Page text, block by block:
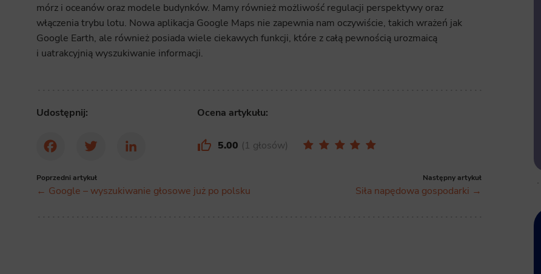
mórz i oceanów oraz modele budynków. Mamy również możliwość regulacji perspektywy oraz
włączenia trybu lotu. Nowa aplikacja Google Maps nie zapewnia nam oczywiście, takich wrażeń jak
Google Earth, ale również posiada wiele ciekawych funkcji, które z całą pewnością urozmaicą
i uatrakcyjnią wyszukiwanie informacji.
Udostępnij:
FacebookTwitter LinkedIn
Ocena artykułu:
5.00 1 głosów
Poprzedni artykuł
← Google – wyszukiwanie głosowe już po polsku
Następny artykuł
Siła napędowa gospodarki →